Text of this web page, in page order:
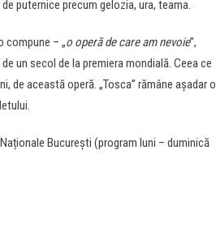
puternice precum gelozia, ura, teama.
compune – „o operă de care am nevoie”,
un secol de la premiera mondială. Ceea ce
de această operă. „Tosca” rămâne așadar o
București (program luni – duminică